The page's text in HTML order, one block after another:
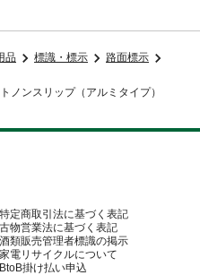
品 標識・標示
路面標示
ノンスリップ（アルミタイプ）
特定商取引法に基づく表記
古物営業法に基づく表記
酒類販売管理者標識の掲示
家電リサイクルについて
BtoB掛け払い申込